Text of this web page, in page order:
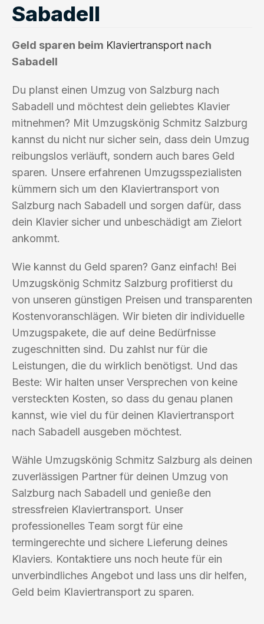
Sabadell
Geld sparen beim Klaviertransport nach
Sabadell
Du planst einen Umzug von Salzburg nach
Sabadell und möchtest dein geliebtes Klavier
mitnehmen? Mit Umzugskönig Schmitz Salzburg
kannst du nicht nur sicher sein, dass dein Umzug
reibungslos verläuft, sondern auch bares Geld
sparen. Unsere erfahrenen Umzugsspezialisten
kümmern sich um den Klaviertransport von
Salzburg nach Sabadell und sorgen dafür, dass
dein Klavier sicher und unbeschädigt am Zielort
ankommt.
Wie kannst du Geld sparen? Ganz einfach! Bei
Umzugskönig Schmitz Salzburg profitierst du
von unseren günstigen Preisen und transparenten
Kostenvoranschlägen. Wir bieten dir individuelle
Umzugspakete, die auf deine Bedürfnisse
zugeschnitten sind. Du zahlst nur für die
Leistungen, die du wirklich benötigst. Und das
Beste: Wir halten unser Versprechen von keine
versteckten Kosten, so dass du genau planen
kannst, wie viel du für deinen Klaviertransport
nach Sabadell ausgeben möchtest.
Wähle Umzugskönig Schmitz Salzburg als deinen
zuverlässigen Partner für deinen Umzug von
Salzburg nach Sabadell und genieße den
stressfreien Klaviertransport. Unser
professionelles Team sorgt für eine
termingerechte und sichere Lieferung deines
Klaviers. Kontaktiere uns noch heute für ein
unverbindliches Angebot und lass uns dir helfen,
Geld beim Klaviertransport zu sparen.